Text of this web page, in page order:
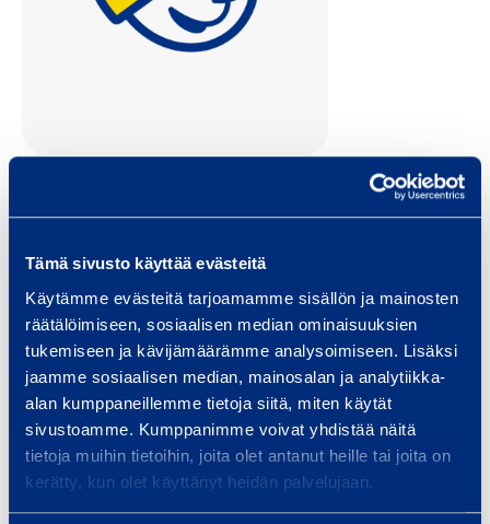
Tämä sivusto käyttää evästeitä
Käytämme evästeitä tarjoamamme sisällön ja mainosten
räätälöimiseen, sosiaalisen median ominaisuuksien
tukemiseen ja kävijämäärämme analysoimiseen. Lisäksi
jaamme sosiaalisen median, mainosalan ja analytiikka-
alan kumppaneillemme tietoja siitä, miten käytät
sivustoamme. Kumppanimme voivat yhdistää näitä
tietoja muihin tietoihin, joita olet antanut heille tai joita on
kerätty, kun olet käyttänyt heidän palvelujaan.
Jani Bolotin
suunnittelupäällikkö
Palvelut
Telineet ja sääsuojat